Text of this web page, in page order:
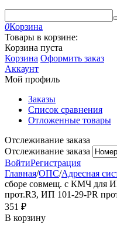
0Корзина
Товары в корзине:
Корзина пуста
Корзина Оформить заказ
Аккаунт
Мой профиль
Заказы
Список сравнения
Отложенные товары
Отслеживание заказа
Отслеживание заказа
ВойтиРегистрация
Главная/ОПС/Адресная
сборе совмещ. с КМЧ для
прот.R3, ИП 101-29-PR
‍351‍ ₽
В корзину